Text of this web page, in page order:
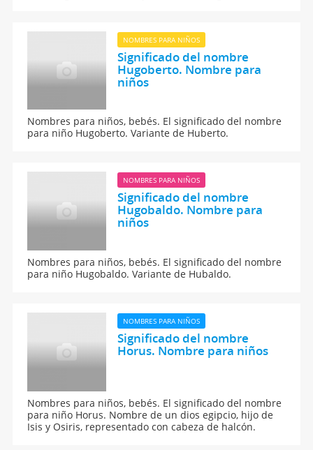
NOMBRES PARA NIÑOS
Significado del nombre
Hugoberto. Nombre para
niños
Nombres para niños, bebés. El significado del nombre
para niño Hugoberto. Variante de Huberto.
NOMBRES PARA NIÑOS
Significado del nombre
Hugobaldo. Nombre para
niños
Nombres para niños, bebés. El significado del nombre
para niño Hugobaldo. Variante de Hubaldo.
NOMBRES PARA NIÑOS
Significado del nombre
Horus. Nombre para niños
Nombres para niños, bebés. El significado del nombre
para niño Horus. Nombre de un dios egipcio, hijo de
Isis y Osiris, representado con cabeza de halcón.